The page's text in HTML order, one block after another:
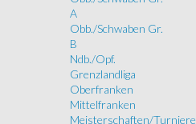
A
Obb./Schwaben Gr.
B
Ndb./Opf.
Grenzlandliga
Oberfranken
Mittelfranken
Meisterschaften/Turniere